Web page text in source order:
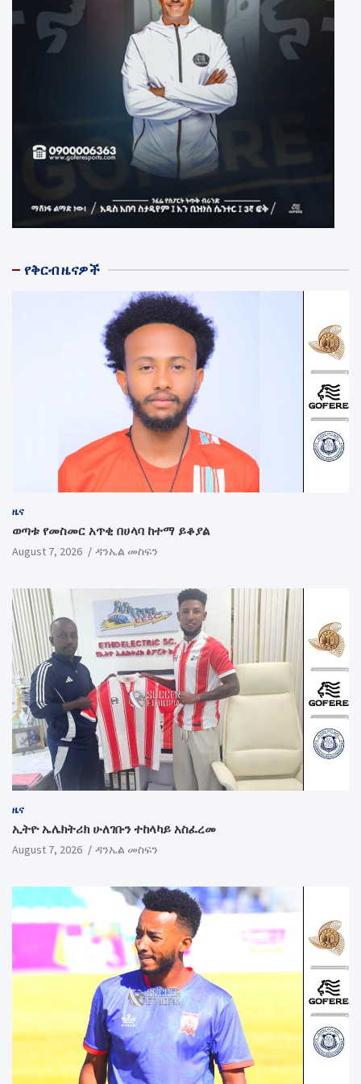
የቅርብ ዜናዎች
ዜና
ወጣቱ የመስመር አጥቂ በሀላባ ከተማ ይቆያል
August 7, 2026 ዳንኤል መስፍን
ዜና
ኢትዮ ኤሌክትሪክ ሁለገቡን ተከላካይ አስፈረመ
August 7, 2026 ዳንኤል መስፍን